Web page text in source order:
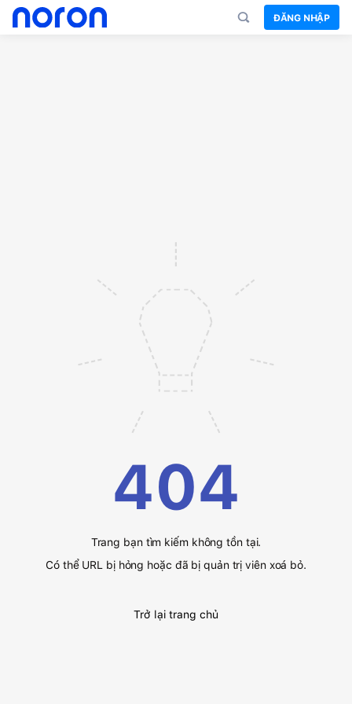
ĐĂNG NHẬP
404
Trang bạn tìm kiếm không tồn tại.
Có thể URL bị hỏng hoặc đã bị quản trị viên xoá bỏ.
Trở lại trang chủ